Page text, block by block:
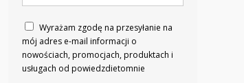
Wyrażam zgodę na przesyłanie na
mój adres e-mail informacji o
nowościach, promocjach, produktach i
usługach od powiedzdietomnie